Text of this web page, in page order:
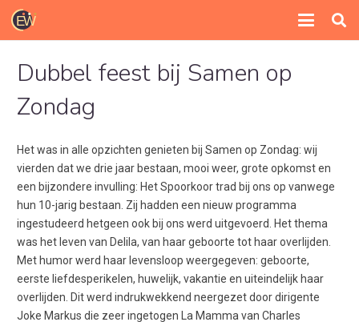
Dubbel feest bij Samen op
Zondag
Het was in alle opzichten genieten bij Samen op Zondag: wij
vierden dat we drie jaar bestaan, mooi weer, grote opkomst en
een bijzondere invulling: Het Spoorkoor trad bij ons op vanwege
hun 10-jarig bestaan. Zij hadden een nieuw programma
ingestudeerd hetgeen ook bij ons werd uitgevoerd. Het thema
was het leven van Delila, van haar geboorte tot haar overlijden.
Met humor werd haar levensloop weergegeven: geboorte,
eerste liefdesperikelen, huwelijk, vakantie en uiteindelijk haar
overlijden. Dit werd indrukwekkend neergezet door dirigente
Joke Markus die zeer ingetogen La Mamma van Charles